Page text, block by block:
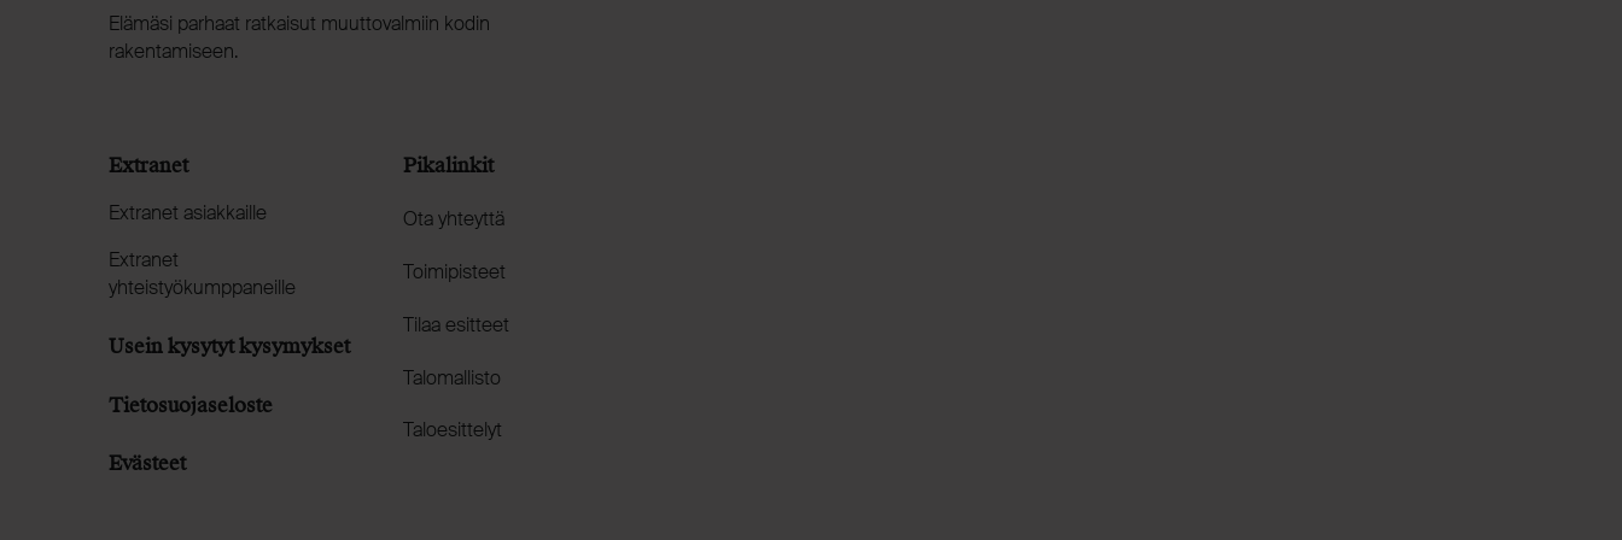
Elämäsi parhaat ratkaisut muuttovalmiin kodin
rakentamiseen.
Extranet
Extranet asiakkaille
Extranet
yhteistyökumppaneille
Usein kysytyt kysymykset
Tietosuojaseloste
Evästeet
Pikalinkit
Ota yhteyttä
Toimipisteet
Tilaa esitteet
Talomallisto
Taloesittelyt